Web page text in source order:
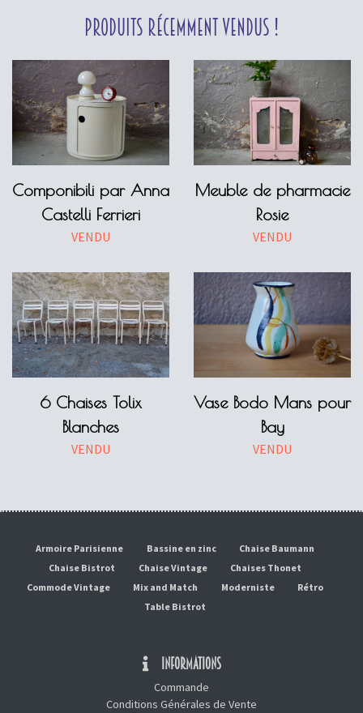
Produits récemment vendus !
Componibili par Anna
Castelli Ferrieri
VENDU
Meuble de pharmacie
Rosie
VENDU
6 Chaises Tolix
Blanches
VENDU
Vase Bodo Mans pour
Bay
VENDU
Armoire Parisienne Bassine en zinc
Chaise Baumann
Chaise Bistrot
Chaise Vintage
Chaises Thonet
Commode Vintage
Mix and Match Moderniste
Rétro
Table Bistrot
INFORMATIONS
Commande
Conditions Générales de Vente